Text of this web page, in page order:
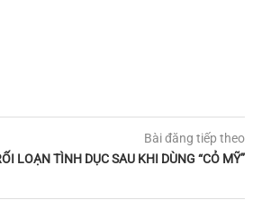
Bài đăng tiếp theo
LOẠN TÌNH DỤC SAU KHI DÙNG “CỎ MỸ”